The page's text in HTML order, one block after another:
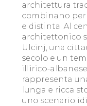
architettura
combinano per
e distinta. Al
architettonico
Ulcinj, una
secolo e un
illirico-
rappresenta
lunga e ricca
uno scenario